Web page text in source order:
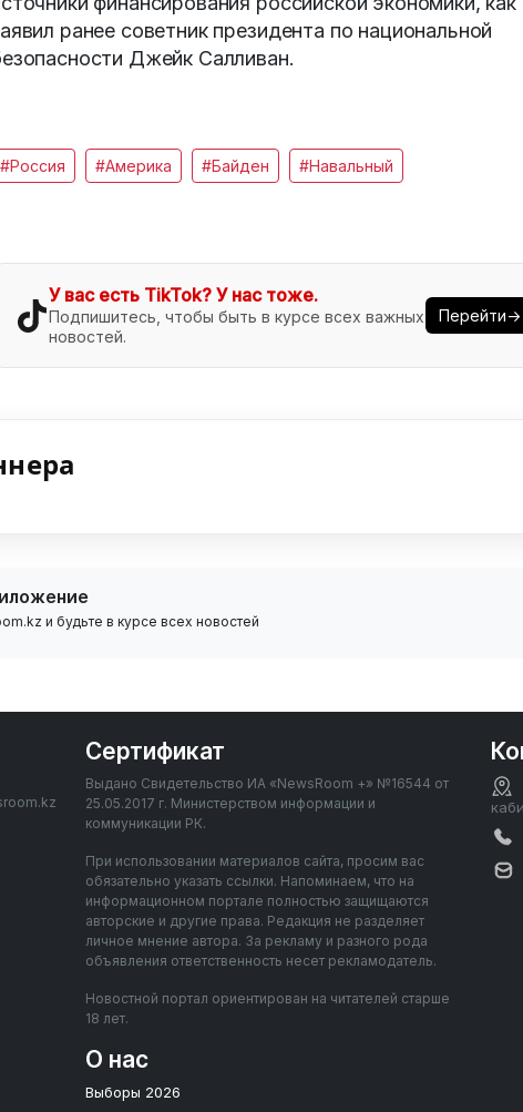
ранее советник президента по национальной
Джейк Салливан.
#Россия #Америка #Байден #Навальный
У вас есть TikTok? У нас тоже.
Подпишитесь, чтобы быть в курсе всех важных
новостей.
Перейти→
и будьте в курсе всех новостей
Сертификат
Выдано Свидетельство ИА «NewsRoom +» №16544 от
25.05.2017 г. Министерством информации и
коммуникации РК.
При использовании материалов сайта, просим вас
обязательно указать ссылки. Напоминаем, что на
информационном портале полностью защищаются
авторские и другие права. Редакция не разделяет
личное мнение автора. За рекламу и разного рода
объявления ответственность несет рекламодатель.
Новостной портал ориентирован на читателей старше
18 лет.
О нас
Выборы 2026